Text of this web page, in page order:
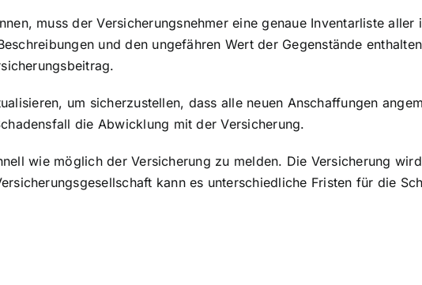
muss der Versicherungsnehmer eine genaue Inventarliste aller
und den ungefähren Wert der Gegenstände
um sicherzustellen, dass alle neuen Anschaffungen
die Abwicklung mit der Versicherung.
wie möglich der Versicherung zu melden. Die Versicherung
kann es unterschiedliche Fristen für die